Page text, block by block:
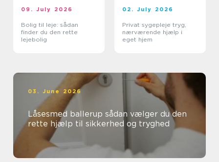
09. July 2026
Bolig til leje: sådan
finder du den rette
lejebolig
02. July 2026
Privat sygepleje tryg,
nærværende hjælp i
eget hjem
03. June 2026
Låsesmed ballerup sådan vælger du den
rette hjælp til sikkerhed og tryghed